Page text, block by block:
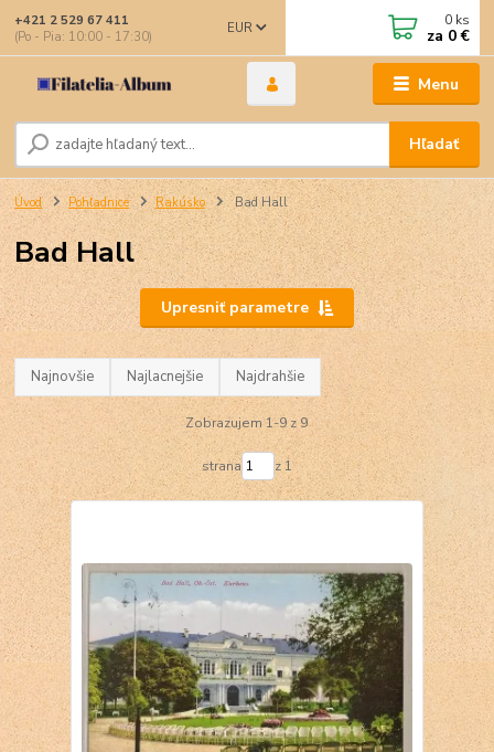
Menu
EUR
Hľadať
+421 2 529 67 411
(Po - Pia: 10:00 - 17:30)
0 ks
za 0 €
Úvod Pohľadnice Rakúsko Bad Hall
Bad Hall
Upresniť parametre
Najnovšie Najlacnejšie Najdrahšie
Zobrazujem 1-9 z 9
strana z 1